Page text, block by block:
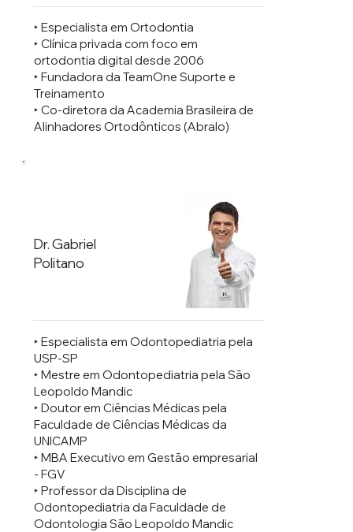
‣ Especialista em Ortodontia
‣ Clínica privada com foco em
ortodontia digital desde 2006
‣ Fundadora da TeamOne Suporte e
Treinamento
‣ Co-diretora da Academia Brasileira de
Alinhadores Ortodônticos (Abralo)
Dr. Gabriel
Politano
‣ Especialista em Odontopediatria pela
USP-SP
‣ ⁠Mestre em Odontopediatria pela São
Leopoldo Mandic
‣ ⁠Doutor em Ciências Médicas pela
Faculdade de Ciências Médicas da
UNICAMP
‣ ⁠MBA Executivo em Gestão empresarial
- FGV
‣ ⁠Professor da Disciplina de
Odontopediatria da Faculdade de
Odontologia São Leopoldo Mandic